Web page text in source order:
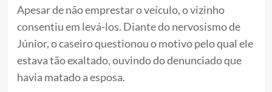
Apesar de não emprestar o veículo, o vizinho
consentiu em levá-los. Diante do nervosismo de
Júnior, o caseiro questionou o motivo pelo qual ele
estava tão exaltado, ouvindo do denunciado que
havia matado a esposa.